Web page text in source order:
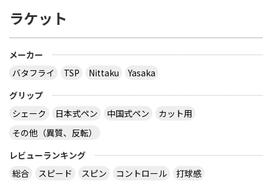
ラケット
メーカー
バタフライ
TSP Nittaku
Yasaka
グリップ
シェーク
日本式ペン 中国式ペン
カット用
その他（異質、反転）
レビューランキング
総合
スピード スピン コントロール 打球感